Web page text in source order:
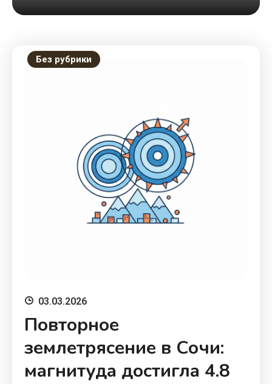
Без рубрики
03.03.2026
Повторное
землетрясение в Сочи:
магнитуда достигла 4.8